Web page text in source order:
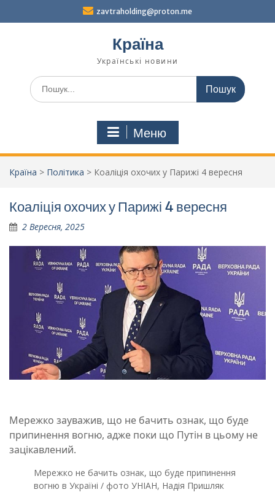
zavtraholding@proton.me
Країна
Українські новини
Шукати:
Меню
Країна > Політика > Коаліція охочих у Парижі 4 вересня
Коаліція охочих у Парижі 4 вересня
2 Вересня, 2025
Мережко зауважив, що не бачить ознак, що буде
припинення вогню, адже поки що Путін в цьому не
зацікавлений.
Мережко не бачить ознак, що буде припинення
вогню в Україні / фото УНІАН, Надія Пришляк